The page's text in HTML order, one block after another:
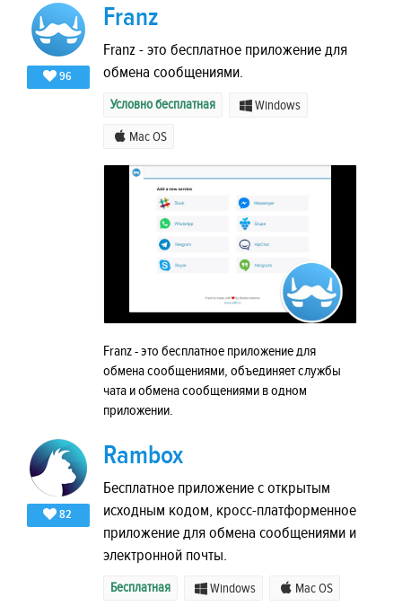
96
Franz
Franz - это бесплатное приложение для
обмена сообщениями.
Условно бесплатная Windows
Mac OS
Franz - это бесплатное приложение для
обмена сообщениями, объединяет службы
чата и обмена сообщениями в одном
приложении.
82
Rambox
Бесплатное приложение с открытым
исходным кодом, кросс-платформенное
приложение для обмена сообщениями и
электронной почты.
Бесплатная Windows Mac OS